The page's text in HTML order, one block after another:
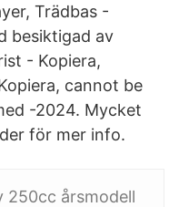
Trädbas -
besiktigad av
- Kopiera,
cannot be
-2024. Mycket
för mer info.
250cc årsmodell